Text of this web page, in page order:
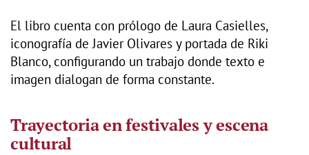
El libro cuenta con prólogo de Laura Casielles,
iconografía de Javier Olivares y portada de Riki
Blanco, configurando un trabajo donde texto e
imagen dialogan de forma constante.
Trayectoria en festivales y escena
cultural